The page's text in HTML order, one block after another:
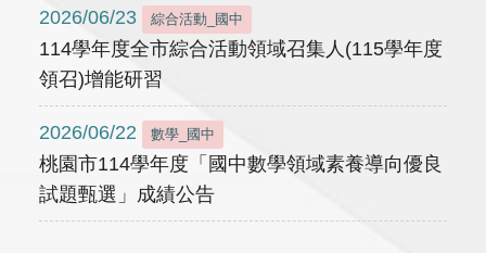
2026/06/23 綜合活動_國中
114學年度全市綜合活動領域召集人(115學年度
領召)增能研習
2026/06/22 數學_國中
桃園市114學年度「國中數學領域素養導向優良
試題甄選」成績公告